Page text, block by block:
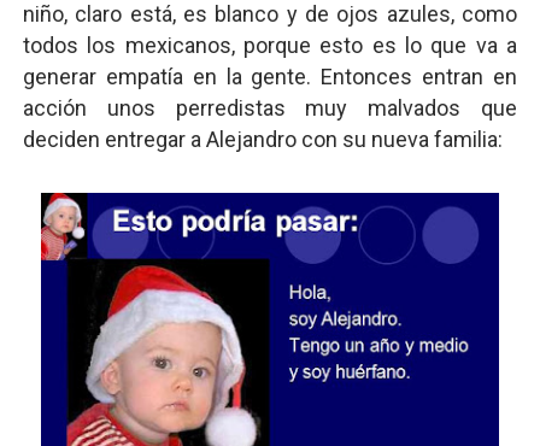
niño, claro está, es blanco y de ojos azules, como
todos los mexicanos, porque esto es lo que va a
generar empatía en la gente. Entonces entran en
acción unos perredistas muy malvados que
deciden entregar a Alejandro con su nueva familia: